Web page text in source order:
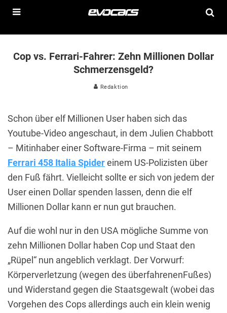
Cop vs. Ferrari-Fahrer: Zehn Millionen Dollar
Schmerzensgeld?
Redaktion
Schon über elf Millionen User haben sich das
Youtube-Video angeschaut, in dem Julien Chabbott
– Mitinhaber einer Software-Firma – mit seinem
Ferrari 458 Italia Spidereinem US-Polizisten über
den Fuß fährt. Vielleicht sollte er sich von jedem der
User einen Dollar spenden lassen, denn die elf
Millionen Dollar kann er nun gut brauchen.
Auf die wohl nur in den USA mögliche Summe von
zehn Millionen Dollar haben Cop und Staat den
„Rüpel“ nun angeblich verklagt. Der Vorwurf:
Körperverletzung (wegen des überfahrenenFußes)
und Widerstand gegen die Staatsgewalt (wobei das
Vorgehen des Cops allerdings auch ein klein wenig